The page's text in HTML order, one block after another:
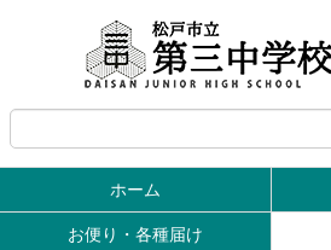
ホーム
お便り・各種届け